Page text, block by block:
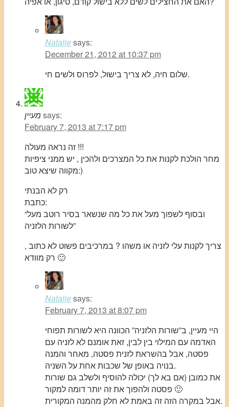
Nataliesays:
December 21, 2012 at 10:37 pm
שלום חיה, לא צריך בישול, לפרוס ולשים חי.
מעיין says:
February 7, 2013 at 7:17 pm
זה נראה מעולה !!!
מחר הולכת לקנות את כל המצרכים ולהכין , יש ממני ציפיות
מקווה שיצא טוב:)
רק לא הבנתי
כתבת:
“ובסוף לשפוך מעל את כל מה שנשאר בסיר רוטב מעל
לשורות הלזניה”
צריך לקנות עלי לזניה או משהו ? במרכיבים פשוט לא כתוב ,
רק מוודא 🙂
Nataliesays:
February 7, 2013 at 8:07 pm
היי מעיין, ב”שורות הלזניה” הכוונה היא לשורות תפוחי
האדמה עם המילוי בין לבין, זאת אומנם לא לזניה עם
פסטה, אבל בהשראת לזנית פסטה, מאחר והמנה
בנויה באופן של שכבות אחת על השניה.
את כמובן (אם בא לך) יכולה להוסיף ולשלב גם שורות
פסטה ולהפוך את זה יותר דומה למקור 🙂
אבל במקרה הזה זה באמת לא חלק מהמנה המקורית.